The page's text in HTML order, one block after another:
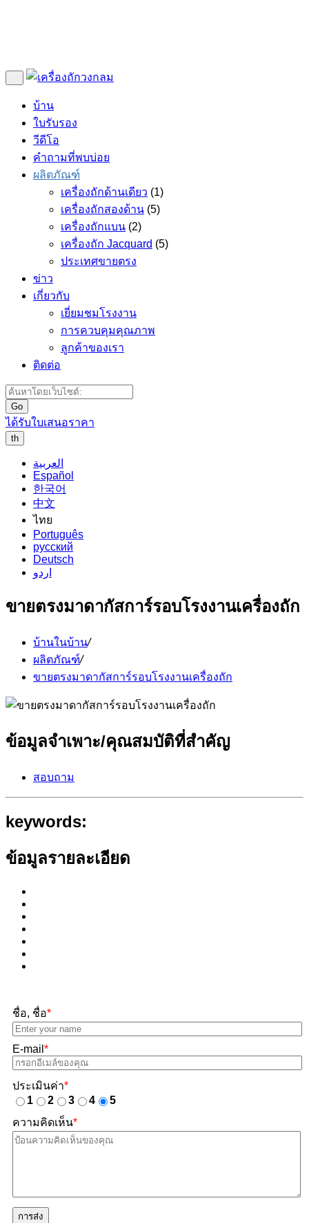
บ้าน
ใบรับรอง
วีดีโอ
คำถามที่พบบ่อย
ผลิตภัณฑ์
เครื่องถักด้านเดียว (1)
เครื่องถักสองด้าน (5)
เครื่องถักแบน (2)
เครื่องถัก Jacquard (5)
ประเทศขายตรง
ข่าว
เกี่ยวกับ
เยี่ยมชมโรงงาน
การควบคุมคุณภาพ
ลูกค้าของเรา
ติดต่อ
Go
ได้รับใบเสนอราคา
th
العربية
Español
한국어
中文
ไทย
Português
русский
Deutsch
اردو
ขายตรงมาดากัสการ์รอบโรงงานเครื่องถัก
บ้านในบ้าน/
ผลิตภัณฑ์/
ขายตรงมาดากัสการ์รอบโรงงานเครื่องถัก
ข้อมูลจำเพาะ/คุณสมบัติที่สำคัญ
สอบถาม
keywords:
ข้อมูลรายละเอียด
ชื่อ, ชื่อ*
E-mail *
ประเมินค่า*
1
2 3 4
5
ความคิดเห็น*
การส่ง